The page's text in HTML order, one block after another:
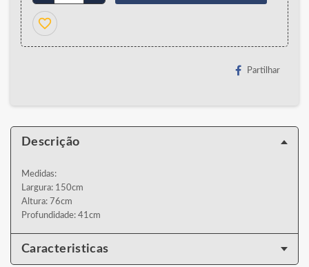
favorite_border
Partilhar
Descrição
Medidas:
Largura: 150cm
Altura: 76cm
Profundidade: 41cm
Caracteristicas